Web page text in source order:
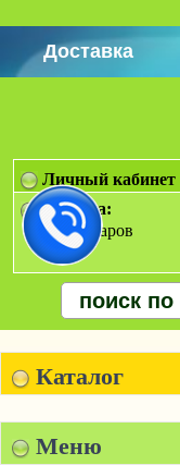
Доставка
Личный кабинет
Корзина:
Нет товаров
Каталог
Меню